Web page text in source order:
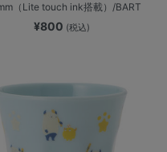
（Lite touch ink搭載）/BART
¥800 (税込)